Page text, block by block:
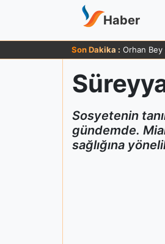
Haber
Son Dakika : Zafer Ergin
Sosyetenin
gündemde.
sağlığına